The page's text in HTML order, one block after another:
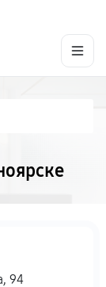
94